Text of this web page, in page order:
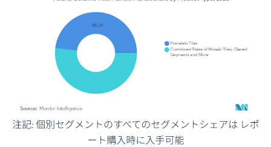
画像 © Mordor Intelligence。再利用にはCC BY 4.0の表示が必要です。